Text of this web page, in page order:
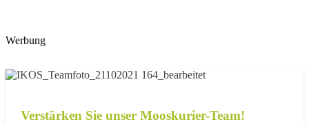
Werbung
Verstärken Sie unser Mooskurier-Team!